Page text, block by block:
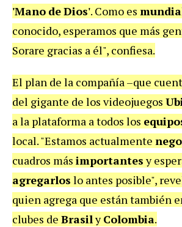
'Mano deDios'. Como es
conocido, esperamos que más
Sorare gracias a él", confiesa.
El plan de la compañía –que
del gigante de los videojuegos
a la plataforma a todos los
local. "Estamos actualmente
cuadros más importantesy
agregarlos lo antes posible",
quien agrega que están también
clubes de BrasilyColombia.